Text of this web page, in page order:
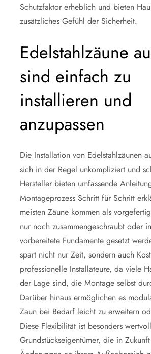
Schutzfaktor erheblich und bieten
zusätzliches Gefühl der Sicherheit.
Edelstahlzäune
sind einfach zu
installieren und
anzupassen
Die Installation von Edelstahlzäunen
sich in der Regel unkompliziert und
Hersteller bieten umfassende
Montageprozess Schritt für Schritt
meisten Zäune kommen als
nur noch zusammengeschraubt oder
vorbereitete Fundamente gesetzt
spart nicht nur Zeit, sondern auch
professionelle Installateure, da viele
der Lage sind, die Montage selbst
Darüber hinaus ermöglichen es
Zaun bei Bedarf leicht zu erweitern
Diese Flexibilität ist besonders
Grundstückseigentümer, die in